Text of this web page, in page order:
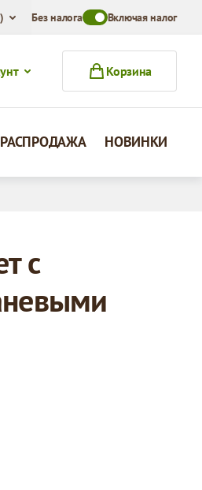
Без налогаToggle VAT Mode
Включая налог
Корзина
РАСПРОДАЖА НОВИНКИ
с